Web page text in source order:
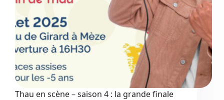
Thau en scène – saison 4 : la grande finale